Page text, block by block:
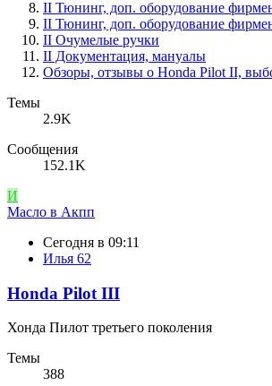
II Тюнинг, доп. оборудование
II Тюнинг, доп. оборудование
II Очумелые ручки
II Документация, мануалы
Обзоры, отзывы о Honda Pilot II,
Темы
2.9K
Сообщения
152.1K
И
Масло в Акпп
Сегодня в 09:11
Илья 62
Honda Pilot III
Хонда Пилот третьего поколения
Темы
388